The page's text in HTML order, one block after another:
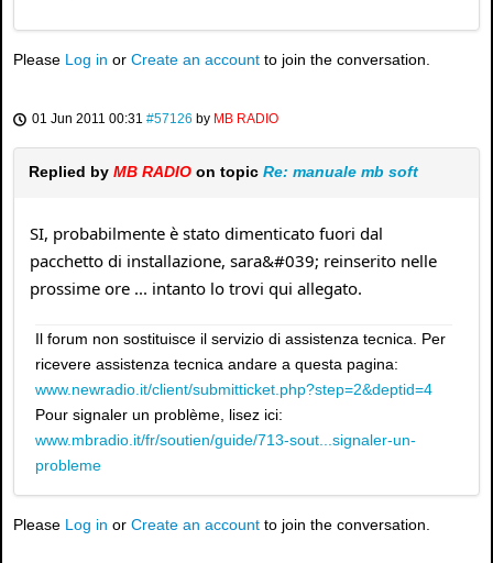
Please Log in or Create an account to join the conversation.
01 Jun 2011 00:31 #57126 by MB RADIO
Replied by MB RADIO on topic Re: manuale mb soft
SI, probabilmente è stato dimenticato fuori dal
pacchetto di installazione, sara&#039; reinserito nelle
prossime ore ... intanto lo trovi qui allegato.
Il forum non sostituisce il servizio di assistenza tecnica. Per
ricevere assistenza tecnica andare a questa pagina:
www.newradio.it/client/submitticket.php?step=2&deptid=4
Pour signaler un problème, lisez ici:
www.mbradio.it/fr/soutien/guide/713-sout...signaler-un-
probleme
Please Log in or Create an account to join the conversation.